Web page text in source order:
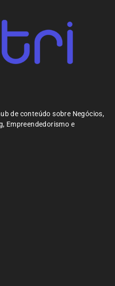
de conteúdo sobre Negócios,
Empreendedorismo e